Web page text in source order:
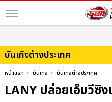
บันเทิงต่างประเทศ
หน้าแรก บันเทิง บันเทิงต่างประเทศ
LANY ปล่อยเอ็มวีซิง